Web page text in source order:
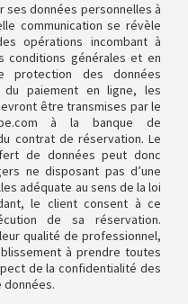
ses données personnelles à
communication se révèle
opérations incombant à
conditions générales et en
des données
du paiement en ligne, les
être transmises par le
à la banque de
contrat de réservation. Le
de données peut donc
ne disposant pas d’une
adéquate au sens de la loi
le client consent à ce
de sa réservation.
qualité de professionnel,
à prendre toutes
de la confidentialité des